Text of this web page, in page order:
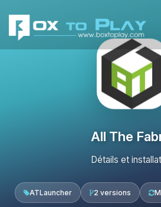
All The
Détails et
ATLauncher 2 versions